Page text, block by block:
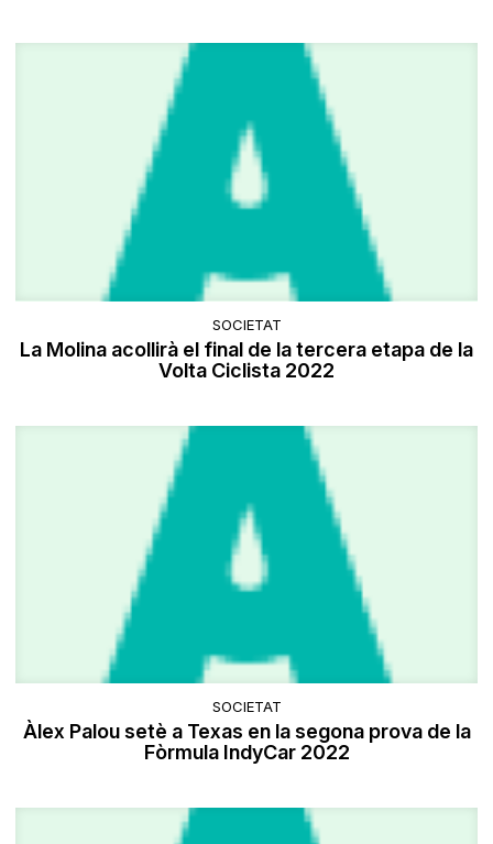
SOCIETAT
La Molina acollirà el final de la tercera etapa de la
Volta Ciclista 2022
SOCIETAT
Àlex Palou setè a Texas en la segona prova de la
Fòrmula IndyCar 2022